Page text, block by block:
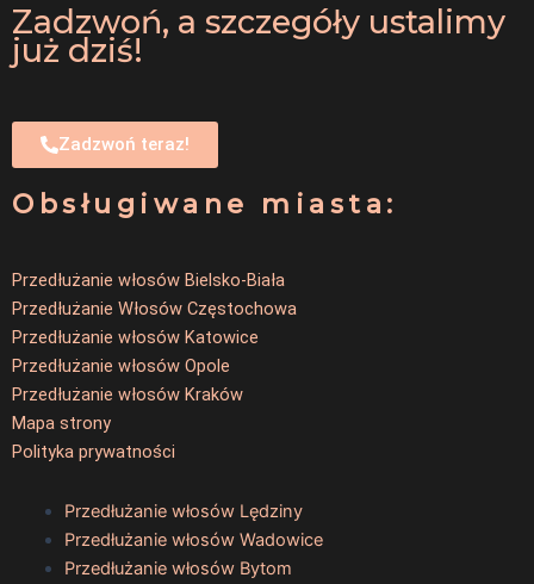
Zadzwoń, a szczegóły ustalimy
już dziś!
Zadzwoń teraz!
Obsługiwane miasta:
Przedłużanie włosów Bielsko-Biała
Przedłużanie Włosów Częstochowa
Przedłużanie włosów Katowice
Przedłużanie włosów Opole
Przedłużanie włosów Kraków
Mapa strony
Polityka prywatności
Przedłużanie włosów Lędziny
Przedłużanie włosów Wadowice
Przedłużanie włosów Bytom